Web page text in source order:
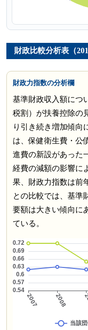
財政比較分析表（
財政力指数の分析欄
基準財政収入額につ
税割）が扶養控除の
り引き続き増加傾向
は、保健衛生費・公
進費の新設があった
経費の減額の影響に
果、財政力指数は前
との比較では、基準
要額は大きい傾向に
ている。